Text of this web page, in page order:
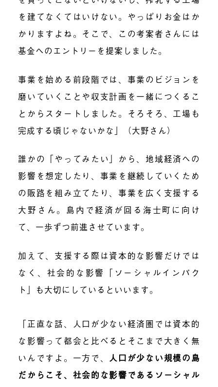
を建てなくてはいけない。やっぱりお金はか
かりますよね。そこで、この考案者さんには
基金へのエントリーを提案しました。
事業を始める前段階では、事業のビジョンを
磨いていくことや収支計画を一緒につくるこ
とからスタートしました。そろそろ、工場も
完成する頃じゃないかな」（大野さん）
誰かの「やってみたい」から、地域経済への
影響を想定したり、事業を継続していくため
の販路を組み立てたり、事業を広く支援する
大野さん。島内で経済が回る海士町に向け
て、一歩ずつ前進させています。
加えて、支援する際は資本的な影響だけでは
なく、社会的な影響「ソーシャルインパク
ト」も大切にしているといいます。
「正直な話、人口が少ない経済圏では資本的
な影響って都会と比べるとそこまで大きく無
いんですよ。一方で、 人口が少ない規模の島
だからこそ、社会的な影響であるソーシャル